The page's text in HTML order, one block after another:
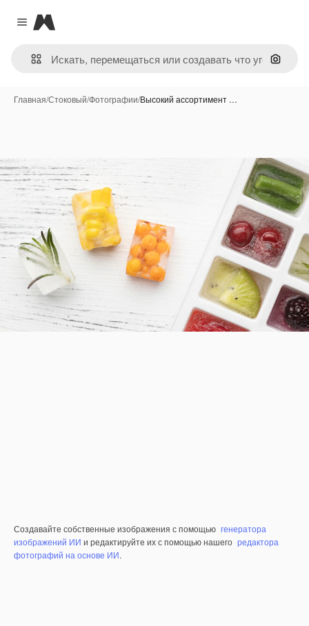
Close menu
Magnific
Поиск
Главная/Стоковый/Фотографии/Высокий ассортимент …
Создавайте собственные изображения с помощью генератора
изображений ИИ и редактируйте их с помощью нашего редактора
фотографий на основе ИИ.